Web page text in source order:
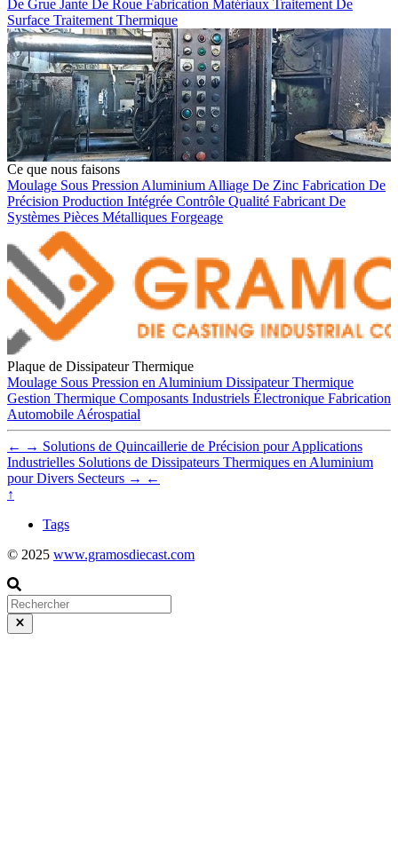
De Grue Jante De Roue Fabrication Matériaux Traitement De
Surface Traitement Thermique
Ce que nous faisons
Moulage Sous Pression Aluminium Alliage De Zinc Fabrication De
Précision Production Intégrée Contrôle Qualité Fabricant De
Systèmes Pièces Métalliques Forgeage
Plaque de Dissipateur Thermique
Moulage Sous Pression en Aluminium Dissipateur Thermique
Gestion Thermique Composants Industriels Électronique Fabrication
Automobile Aérospatial
← → Solutions de Quincaillerie de Précision pour Applications
Industrielles Solutions de Dissipateurs Thermiques en Aluminium
pour Divers Secteurs → ←
↑
Tags
© 2025 www.gramosdiecast.com